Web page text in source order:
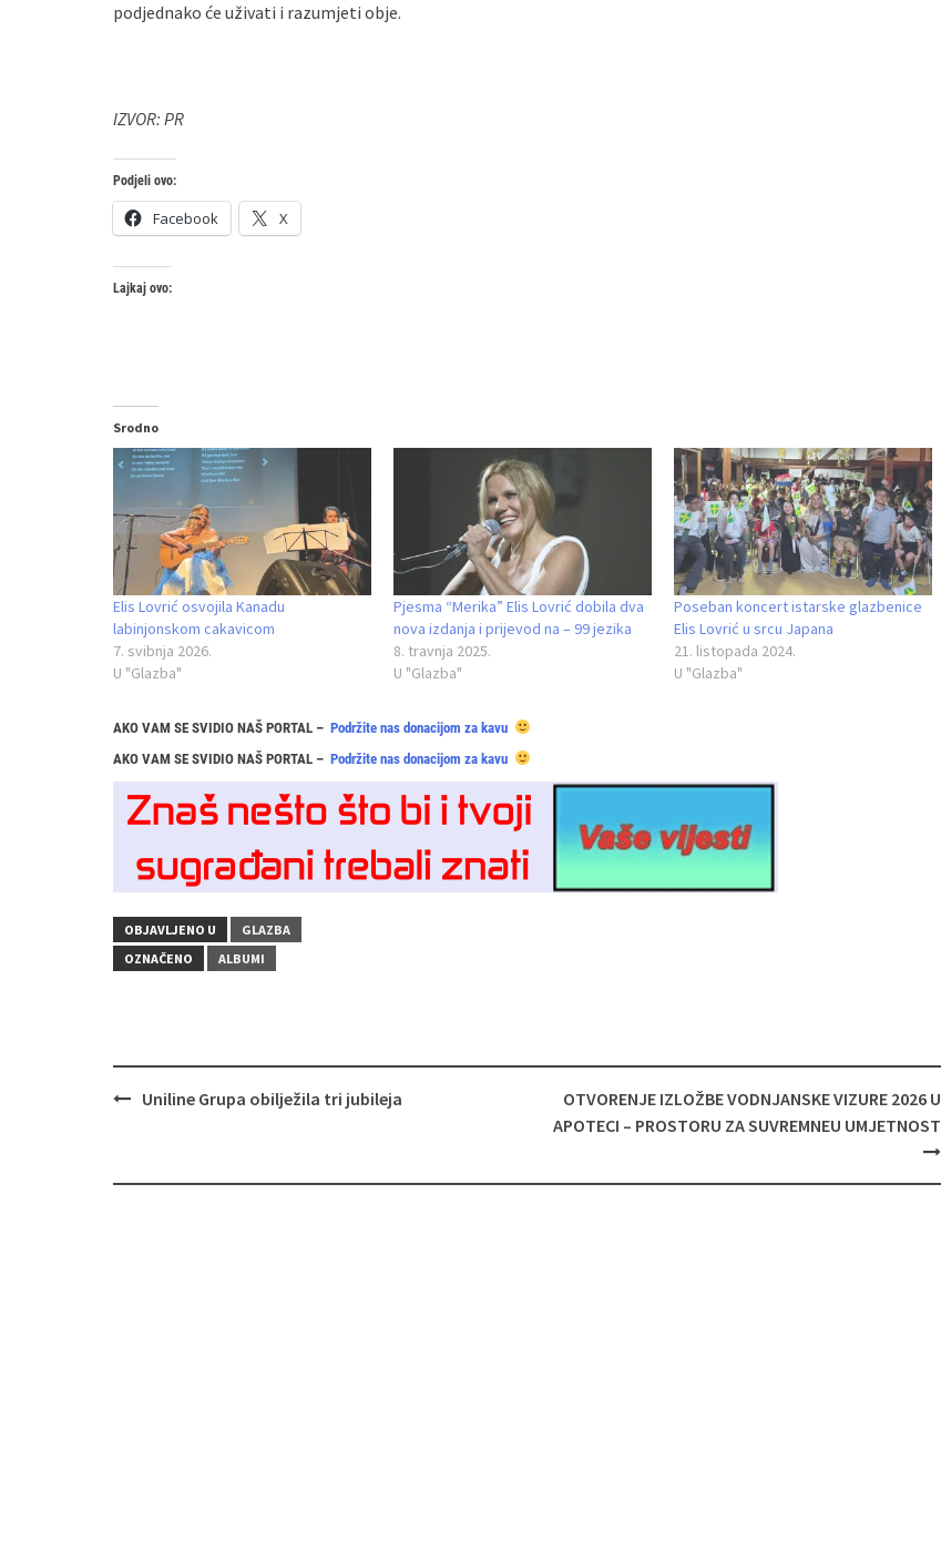
podjednako će uživati i razumjeti obje.
IZVOR: PR
Podjeli ovo:
Facebook X
Lajkaj ovo:
Srodno
Elis Lovrić osvojila Kanadu
labinjonskom cakavicom
7. svibnja 2026.
U "Glazba"
Pjesma “Merika” Elis Lovrić dobila dva
nova izdanja i prijevod na – 99 jezika
8. travnja 2025.
U "Glazba"
Poseban koncert istarske glazbenice
Elis Lovrić u srcu Japana
21. listopada 2024.
U "Glazba"
AKO VAM SE SVIDIO NAŠ PORTAL – Podržite nas donacijom za kavu
AKO VAM SE SVIDIO NAŠ PORTAL – Podržite nas donacijom za kavu
OBJAVLJENO U
GLAZBA
OZNAČENO
ALBUMI
Navigacija
Uniline Grupa obilježila tri jubileja
OTVORENJE IZLOŽBE VODNJANSKE VIZURE 2026 U
APOTECI – PROSTORU ZA SUVREMNEU UMJETNOST